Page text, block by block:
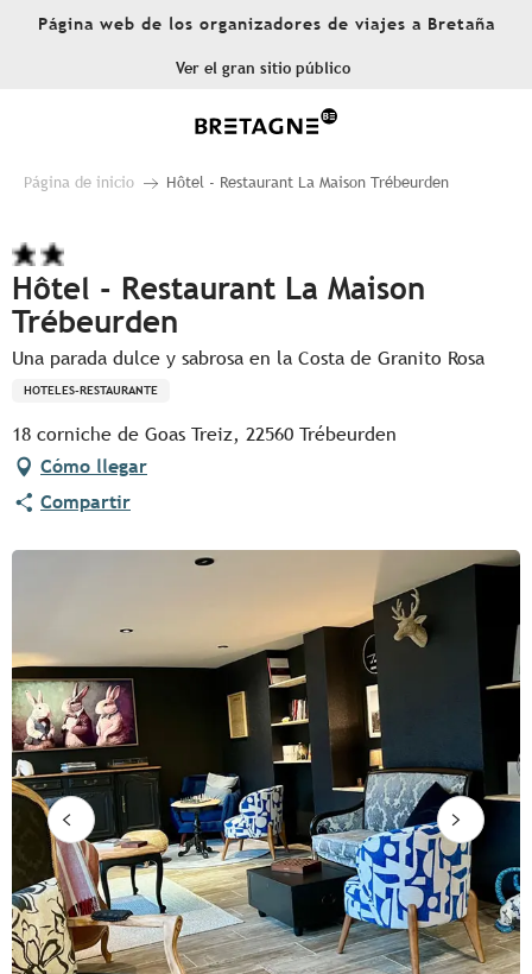
AllerPágina web de los organizadores de viajes a Bretaña
Ver el gran sitio público
Página de inicio Hôtel - Restaurant La Maison Trébeurden
Hôtel - Restaurant La Maison
Trébeurden
Una parada dulce y sabrosa en la Costa de Granito Rosa
HOTELES-RESTAURANTE
18 corniche de Goas Treiz, 22560 Trébeurden
Cómo llegar
Compartir